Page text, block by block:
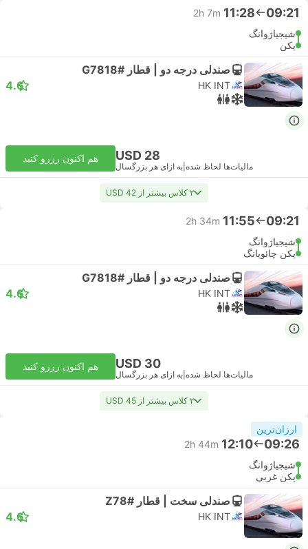
09:21
11:28
2h 7m
شیجیاژوانگ
پکن
صندلی درجه دو | قطار #G7818
HK INT
4.6
USD 28
مالیات‌ها لحاظ شده به ازای هر بزرگسال
هم اکنون رزرو کنید
۲ کلاس بیشتر از USD 42
09:21
11:55
2h 34m
شیجیاژوانگ
پکن چائویانگ
صندلی درجه دو | قطار #G7818
HK INT
4.6
USD 30
مالیات‌ها لحاظ شده به ازای هر بزرگسال
هم اکنون رزرو کنید
۲ کلاس بیشتر از USD 45
ارزان‌ترین
09:26
12:10
2h 44m
شیجیاژوانگ
پکن غربی
صندلی سخت | قطار #Z78
HK INT
4.6